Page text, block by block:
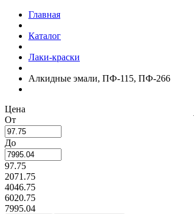
Главная
Каталог
Лаки-краски
Алкидные эмали, ПФ-115, ПФ-266
Цена
От
До
97.75
2071.75
4046.75
6020.75
7995.04